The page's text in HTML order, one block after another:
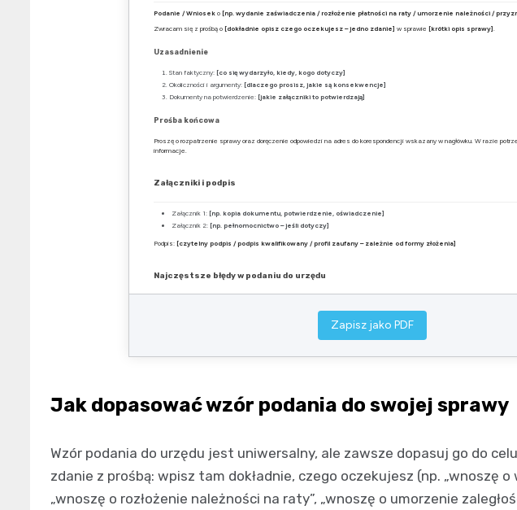
Podanie / Wnioseko [np. wydanie zaświadczenia / rozłożenie płatności na raty / umorzenie należności /
Zwracam się z prośbą o [dokładnie opisz czego oczekujesz – jedno zdanie] w sprawie [krótki opis sprawy]
Uzasadnienie
Stan faktyczny: [co się wydarzyło, kiedy, kogo dotyczy]
Okoliczności i argumenty: [dlaczego prosisz, jakie są konsekwencje]
Dokumenty na potwierdzenie: [jakie załączniki to potwierdzają]
Prośba końcowa
Proszę o rozpatrzenie sprawy oraz doręczenie odpowiedzi na adres do korespondencji wskazany w nagłówku. W razie
informacje.
Załączniki i podpis
Załącznik 1: [np. kopia dokumentu, potwierdzenie, oświadczenie]
Załącznik 2: [np. pełnomocnictwo – jeśli dotyczy]
Podpis: [czytelny podpis / podpis kwalifikowany / profil zaufany – zależnie od formy złożenia]
Najczęstsze błędy w podaniu do urzędu
Skutek
Urząd nie wie, czego żądasz
Wygenerowano: 07.08.2026
Zapisz jako PDF
Jak dopasować wzór podania do swojej sprawy
Wzór podania do urzędu jest uniwersalny, ale zawsze dopasuj go do
zdanie z prośbą: wpisz tam dokładnie, czego oczekujesz (np. „wnoszę o
„wnoszę o rozłożenie należności na raty”, „wnoszę o umorzenie